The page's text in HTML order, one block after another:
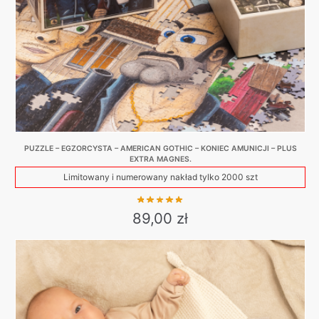
PUZZLE – EGZORCYSTA – AMERICAN GOTHIC – KONIEC AMUNICJI – PLUS
EXTRA MAGNES.
Limitowany i numerowany nakład tylko 2000 szt
89,00 zł